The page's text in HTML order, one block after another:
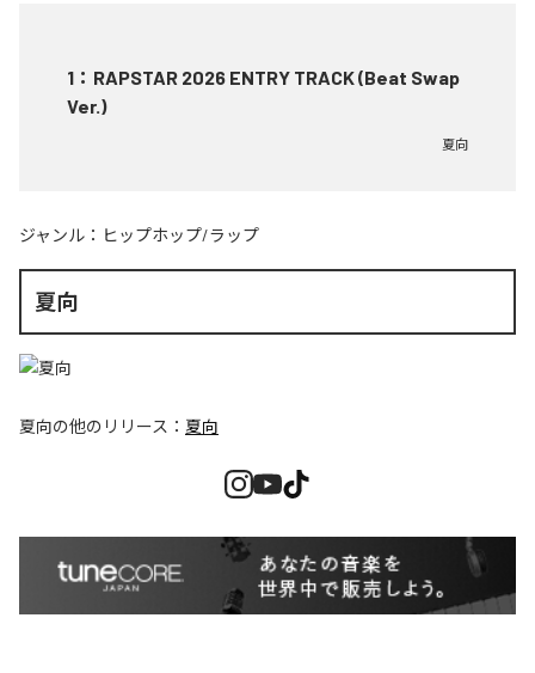
1 ： RAPSTAR 2026 ENTRY TRACK (Beat Swap
Ver.)
夏向
ジャンル： ヒップホップ/ラップ
夏向
夏向の他のリリース： 夏向